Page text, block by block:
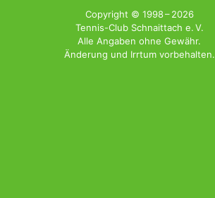
Copyright © 1998 – 2026
Tennis-Club Schnaittach e. V.
Alle Angaben ohne Gewähr.
Änderung und Irrtum vorbehalten.